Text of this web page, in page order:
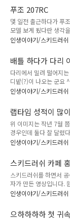
http://
http://
http://
http://
푸조 207RC
몇 일전 출근하다가 푸
모델 보게 됬다란 생각
주력 차종으로 쓰고 있
이 207GT에 비해 뛰어
좀 덜 팔린 모델로서 레
니다. 그런데 오늘 아방
델이 7대 밖에 안팔렸
(http://
^^ 그래도 몇대 안팔린
인생이야기/스키드러쉬
배틀 하다가 다리
다리에서 밀려 떨어지
디밭(?)이 나오는 군요
다 보기만 할 뿐 -.-;;;;;;;
달리는 사람들이 많아
인생이야기/스키드러쉬
랩타임 성적이 많
위 이미지는 작년 7월
경우인데 둘다 잘 달렸
입니다. 가장 최근에 같
린 파츠, 부스터 옵션
20초 정도 향상된 기록
인 94Lv 차량이 세운
도 현재 많은 분들의 차
대 랩에서 저정도 기록
인생이야기/스키드러쉬
스키드러쉬 카페
스키드러쉬를 하면서
자가 만든 영상입니다.
아주 멋있습니다. 지금
인생이야기/스키드러쉬
으하하하하 첫 귀